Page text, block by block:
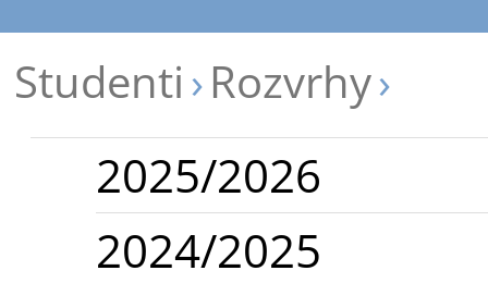
Studenti Rozvrhy
2025/2026
2024/2025